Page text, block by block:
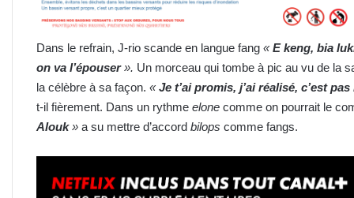
Dans le refrain, J-rio scande en langue fang «E keng, bia
on va l’épouser». Un morceau qui tombe à pic au vu de la
la célèbre à sa façon. «Je t’ai promis, j’ai réalisé, c’est
t-il fièrement. Dans un rythme elone comme on pourrait le
Alouk» a su mettre d’accord bilops comme fangs.